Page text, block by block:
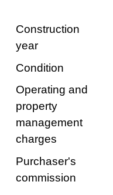
Construction
year
Condition
Operating and
property
management
charges
Purchaser's
commission